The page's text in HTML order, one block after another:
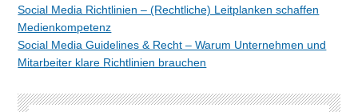
Social Media Richtlinien – (Rechtliche) Leitplanken schaffen
Medienkompetenz
Social Media Guidelines & Recht – Warum Unternehmen und
Mitarbeiter klare Richtlinien brauchen